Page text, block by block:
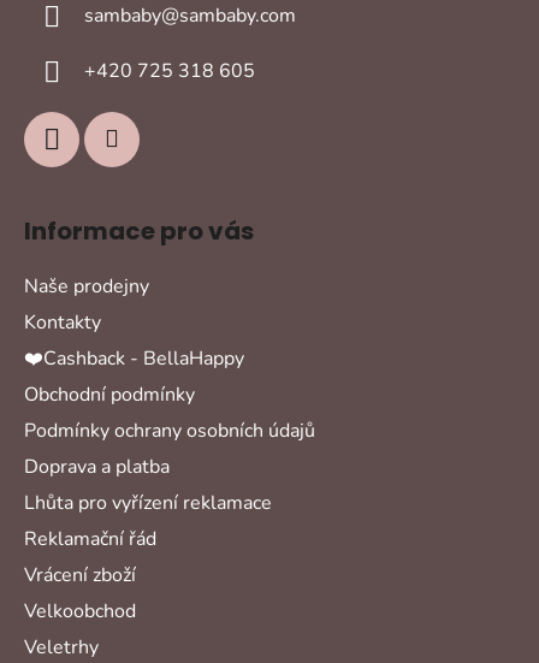
sambaby@sambaby.com
+420 725 318 605
Informace pro vás
Naše prodejny
Kontakty
❤️Cashback - BellaHappy
Obchodní podmínky
Podmínky ochrany osobních údajů
Doprava a platba
Lhůta pro vyřízení reklamace
Reklamační řád
Vrácení zboží
Velkoobchod
Veletrhy